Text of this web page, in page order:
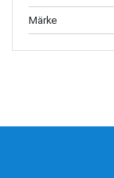
Märke